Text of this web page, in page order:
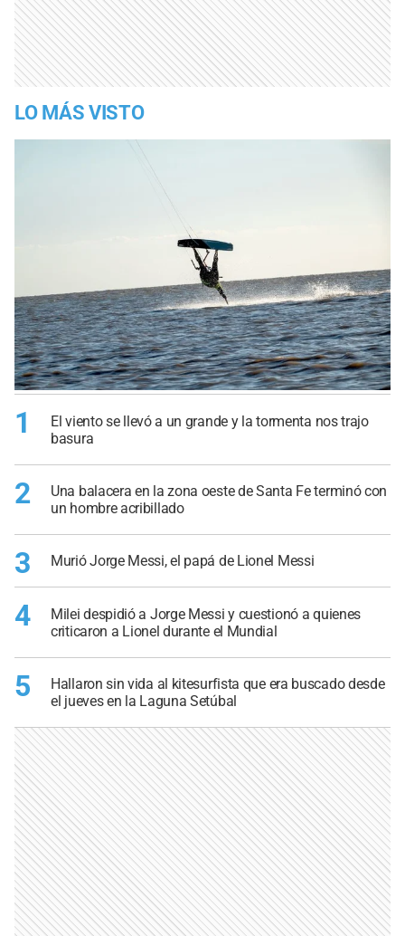
LO MÁS VISTO
1
El viento se llevó a un grande y la tormenta nos trajo
basura
2
Una balacera en la zona oeste de Santa Fe terminó con
un hombre acribillado
3 Murió Jorge Messi, el papá de Lionel Messi
4
Milei despidió a Jorge Messi y cuestionó a quienes
criticaron a Lionel durante el Mundial
5
Hallaron sin vida al kitesurfista que era buscado desde
el jueves en la Laguna Setúbal